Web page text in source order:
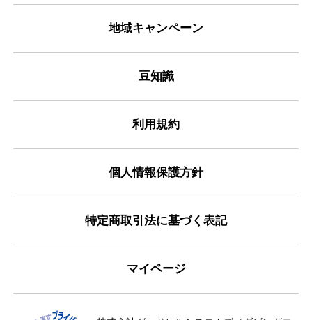
地域キャンペーン
豆知識
利用規約
個人情報保護方針
特定商取引法に基づく表記
マイページ